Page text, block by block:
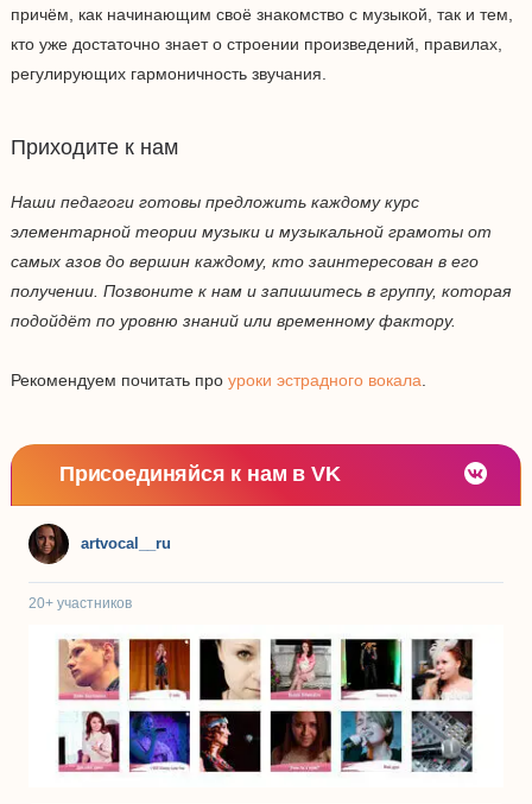
причём, как начинающим своё знакомство с музыкой, так и тем,
кто уже достаточно знает о строении произведений, правилах,
регулирующих гармоничность звучания.
Приходите к нам
Наши педагоги готовы предложить каждому курс
элементарной теории музыки и музыкальной грамоты от
самых азов до вершин каждому, кто заинтересован в его
получении. Позвоните к нам и запишитесь в группу, которая
подойдёт по уровню знаний или временному фактору.
Рекомендуем почитать про уроки эстрадного вокала
Присоединяйся к нам в VK
artvocal__ru
20+ участников